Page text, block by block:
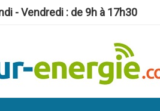
- Vendredi : de 9h à 17h30